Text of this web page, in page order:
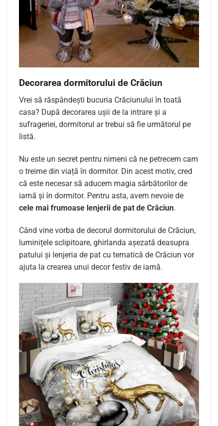
Decorarea dormitorului de Crăciun
Vrei să răspândești bucuria Crăciunului în toată
casa? După decorarea ușii de la intrare și a
sufrageriei, dormitorul ar trebui să fie următorul pe
listă.
Nu este un secret pentru nimeni că ne petrecem cam
o treime din viață în dormitor. Din acest motiv, cred
că este necesar să aducem magia sărbătorilor de
iarnă și în dormitor. Pentru asta, avem nevoie de
cele mai frumoase lenjerii de pat de Crăciun.
Când vine vorba de decorul dormitorului de Crăciun,
luminițele sclipitoare, ghirlanda așezată deasupra
patului și lenjeria de pat cu tematică de Crăciun vor
ajuta la crearea unui decor festiv de iarnă.